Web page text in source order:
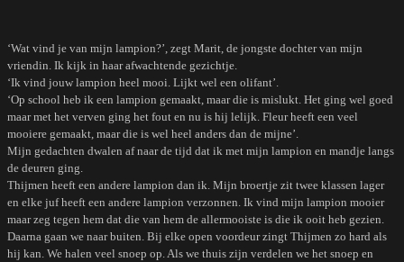
‘Wat vind je van mijn lampion?’, zegt Marit, de jongste dochter van mijn
vriendin. Ik kijk in haar afwachtende gezichtje.
‘Ik vind jouw lampion heel mooi. Lijkt wel een olifant’.
‘Op school heb ik een lampion gemaakt, maar die is mislukt. Het ging wel goed
maar met het verven ging het fout en nu is hij lelijk. Fleur heeft een veel
mooiere gemaakt, maar die is wel heel anders dan de mijne’.
Mijn gedachten dwalen af naar de tijd dat ik met mijn lampion en mandje langs
de deuren ging.
Thijmen heeft een andere lampion dan ik. Mijn broertje zit twee klassen lager
en elke juf heeft een andere lampion verzonnen. Ik vind mijn lampion mooier
maar zeg tegen hem dat die van hem de allermooiste is die ik ooit heb gezien.
Daarna gaan we naar buiten. Bij elke open voordeur zingt Thijmen zo hard als
hij kan. We halen veel snoep op. Als we thuis zijn verdelen we het snoep en